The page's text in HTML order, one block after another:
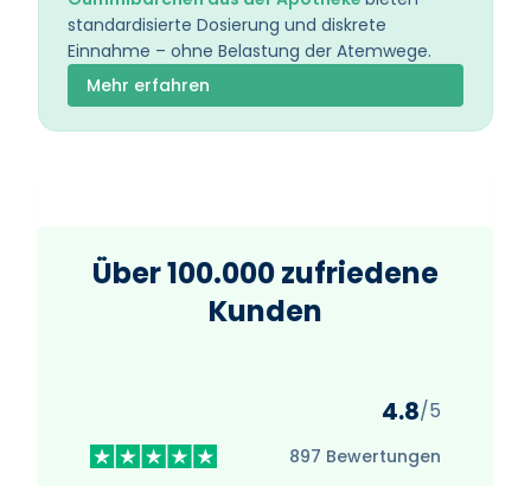
standardisierte Dosierung und diskrete
Einnahme – ohne Belastung der Atemwege.
Mehr erfahren
Über 100.000 zufriedene
Kunden
4.8/5
897 Bewertungen